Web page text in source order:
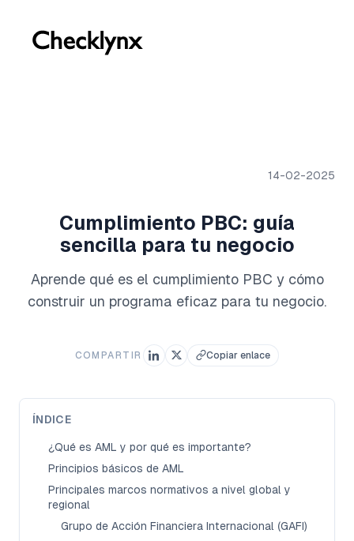
14-02-2025
Cumplimiento PBC: guía
sencilla para tu negocio
Aprende qué es el cumplimiento PBC y cómo
construir un programa eficaz para tu negocio.
COMPARTIR Copiar enlace
ÍNDICE
¿Qué es AML y por qué es importante?
Principios básicos de AML
Principales marcos normativos a nivel global y
regional
Grupo de Acción Financiera Internacional (GAFI)